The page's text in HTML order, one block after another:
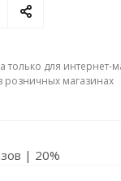
только для интернет-
розничных магазинах
| 20%